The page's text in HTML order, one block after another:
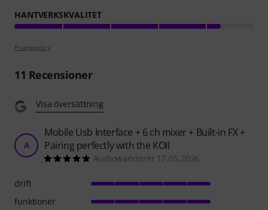
HANTVERKSKVALITET
Poängpolicy
11 Recensioner
Visa översättning
A
Mobile Usb Interface + 6 ch mixer + Built-in FX +
Pairing perfectly with the KOII
Audiowanderer 17.05.2026
drift
funktioner